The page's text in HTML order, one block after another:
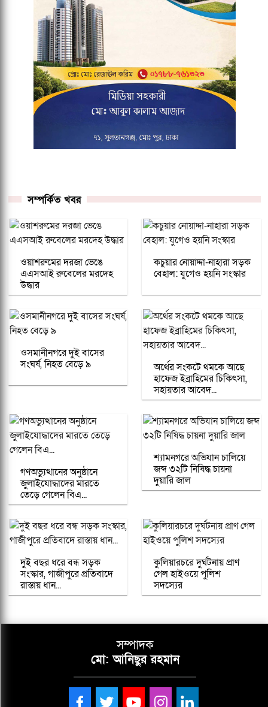
সম্পর্কিত খবর
ওয়াশরুমের দরজা ভেঙে
এএসআই রুবেলের মরদেহ
উদ্ধার
কচুয়ার নোয়াদ্দা-নাহারা সড়ক
বেহাল: যুগেও হয়নি সংস্কার
ওসমানীনগরে দুই বাসের
সংঘর্ষ, নিহত বেড়ে ৯
অর্থের সংকটে থমকে আছে
হাফেজ ইব্রাহিমের চিকিৎসা,
সহায়তার আবেদ...
গণঅভ্যুত্থানের অনুষ্ঠানে
জুলাইযোদ্ধাদের মারতে
তেড়ে গেলেন বিএ...
শ্যামনগরে অভিযান চালিয়ে
জব্দ ৩২টি নিষিদ্ধ চায়না
দুয়ারি জাল
দুই বছর ধরে বন্ধ সড়ক
সংস্কার, গাজীপুরে প্রতিবাদে
রাস্তায় ধান...
কুলিয়ারচরে দুর্ঘটনায় প্রাণ
গেল হাইওয়ে পুলিশ
সদস্যের
সম্পাদক
মো: আনিছুর রহমান